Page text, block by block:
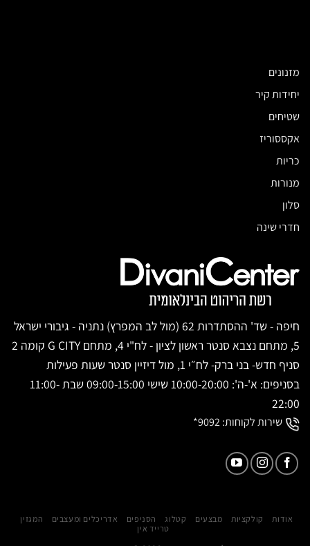
מזנונים
יחידות קיר
שטיחים
אקססוריז
כריות
מנורות
סלון
חדרי שינה
חיפה - שד' ההסתדרות 62 (מול לב המפרץ) נתניה - גיבורי ישראל
5, מתחם נצבא סנטר ראשון לציון - לח"י 4, מתחם G CITY קומה 2
סניף חדש- בני ברק- לח״י 1, מול דיזיין סנטר שעות פעילות
בסניפים: א'-ה': 10:00-20:00 שישי 09:00-15:00 שבת 11:00-
22:00
שירות לקוחות:9092*
אודות קולקציות מבצעים קטלוג הסניפים אדריכלים ומעצבים
המגזין
טרייד אין